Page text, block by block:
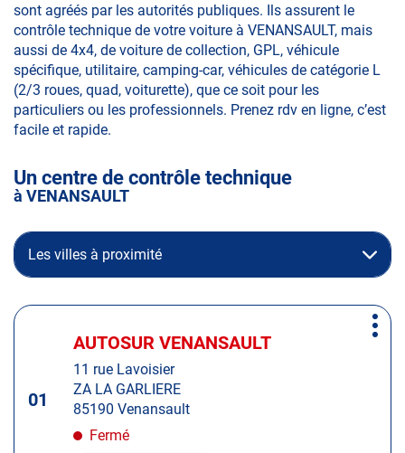
sont agréés par les autorités publiques. Ils assurent le
contrôle technique de votre voiture à VENANSAULT, mais
aussi de 4x4, de voiture de collection, GPL, véhicule
spécifique, utilitaire, camping-car, véhicules de catégorie L
(2/3 roues, quad, voiturette), que ce soit pour les
particuliers ou les professionnels. Prenez rdv en ligne, c’est
facile et rapide.
Un centre de contrôle technique
à VENANSAULT
Les villes à proximité
Appuyer
ENTRÉE
01
Centre
:
AUTOSUR VENANSAULT
11 rue Lavoisier
ZA LA GARLIERE
85190 Venansault
Fermé
Plus